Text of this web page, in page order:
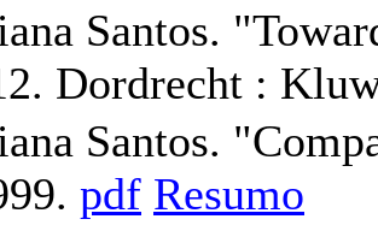
Santos.
Dordrecht :
Santos.
pdf Resumo